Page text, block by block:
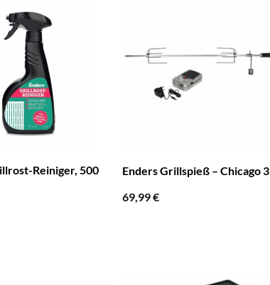
Reiniger, 500
Enders Grillspieß – Chicago 3
69,99€